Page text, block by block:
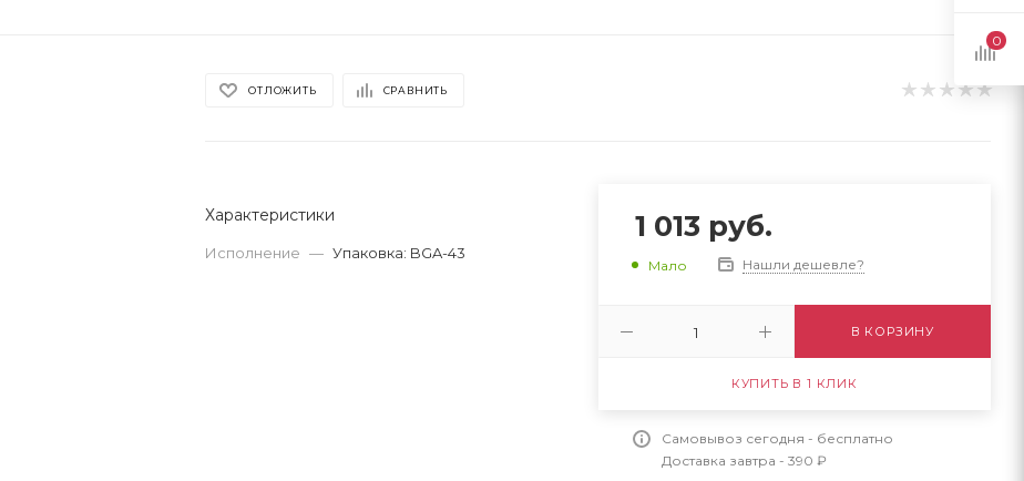
ОТЛОЖИТЬ СРАВНИТЬ
Характеристики
Исполнение — Упаковка: BGA-43
1 013 руб.
Мало Нашли дешевле?
В КОРЗИНУ
КУПИТЬ В 1 КЛИК
Самовывоз сегодня - бесплатно
Доставка завтра - 390 ₽
0